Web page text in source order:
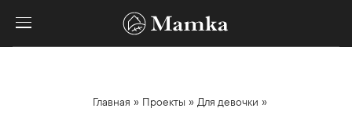
Главная » Проекты » Для девочки »